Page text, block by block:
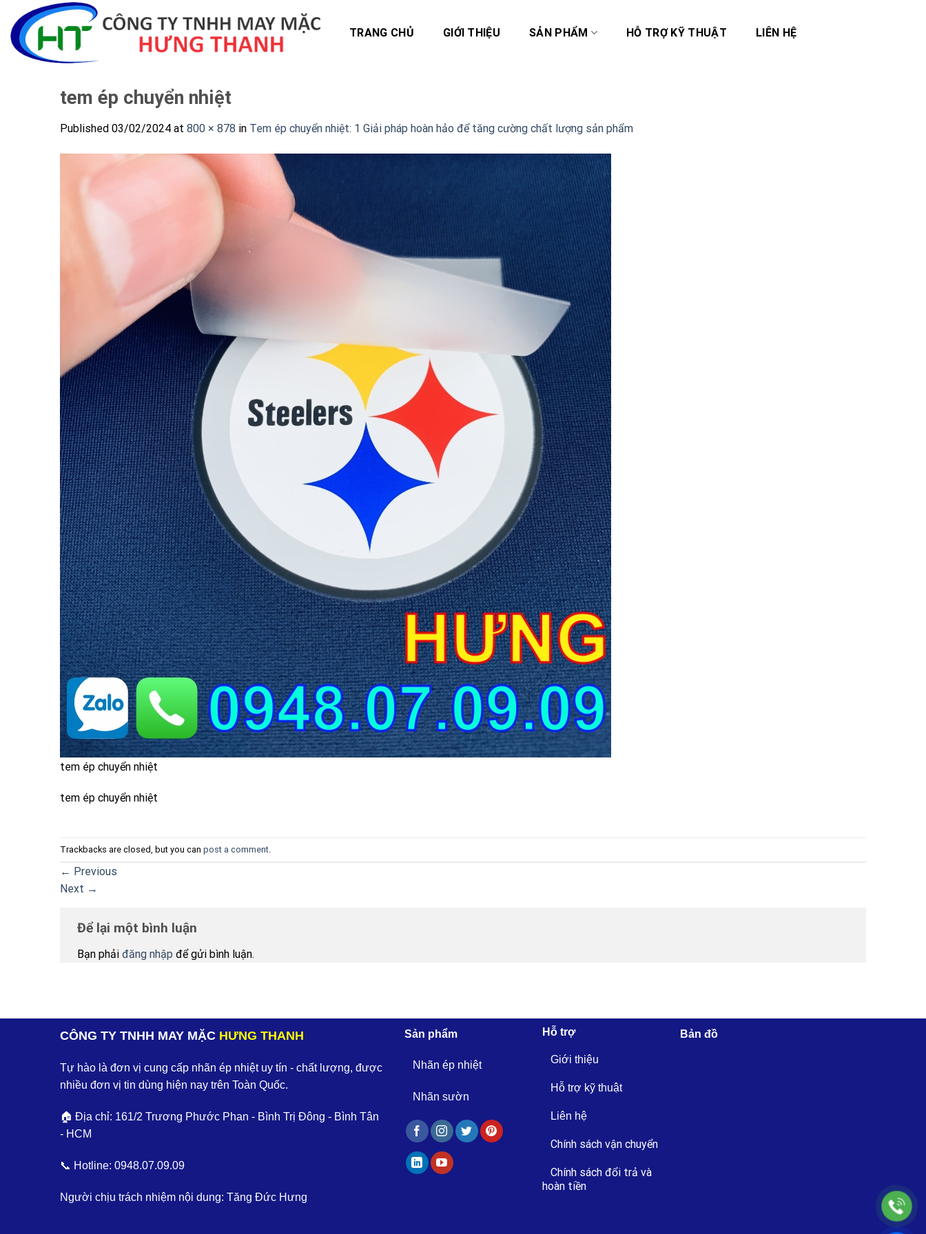
content
TRANG CHỦ GIỚI THIỆU SẢN PHẨM HỖ TRỢ KỸ THUẬT LIÊN HỆ
tem ép chuyển nhiệt
Published 03/02/2024 at 800 × 878 in Tem ép chuyển nhiệt: 1 Giải pháp hoàn hảo để tăng cường chất lượng sản phẩm
tem ép chuyển nhiệt
tem ép chuyển nhiệt
Trackbacks are closed, but you can post a comment
← Previous
Next →
Để lại một bình luận
Bạn phải đăng nhập để gửi bình luận.
CÔNG TY TNHH MAY MẶC HƯNG THANH
Tự hào là đơn vị cung cấp nhãn ép nhiệt uy tín - chất lượng, được
nhiều đơn vị tin dùng hiện nay trên Toàn Quốc.
🏠 Địa chỉ: 161/2 Trương Phước Phan - Bình Trị Đông - Bình Tân
- HCM
📞 Hotline: 0948.07.09.09
Người chịu trách nhiệm nội dung: Tăng Đức Hưng
Sản phẩm
Nhãn ép nhiệt
Nhãn sườn
Hỗ trợ
Giới thiệu
Hỗ trợ kỹ thuật
Liên hệ
Chính sách vận chuyển
Chính sách đổi trả và
hoàn tiền
Bản đồ